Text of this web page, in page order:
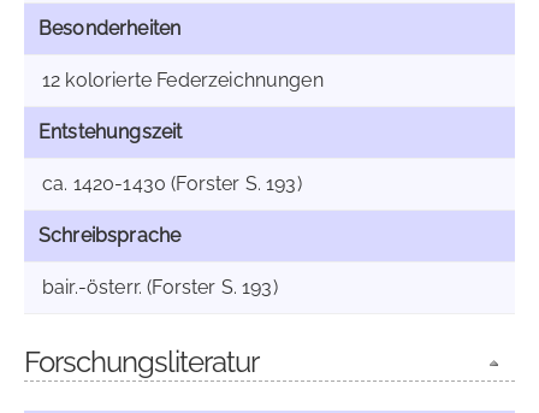
Besonderheiten
12 kolorierte Federzeichnungen
Entstehungszeit
ca. 1420-1430 (Forster S. 193)
Schreibsprache
bair.-österr. (Forster S. 193)
Forschungsliteratur